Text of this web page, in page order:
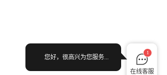
1
在线客服
您好，很高兴为您服务...